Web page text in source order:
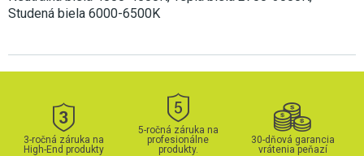
Studená biela 6000-6500K
3-ročná záruka na
High-End produkty
5-ročná záruka na
profesionálne
produkty.
30-dňová garancia
vrátenia peňazí